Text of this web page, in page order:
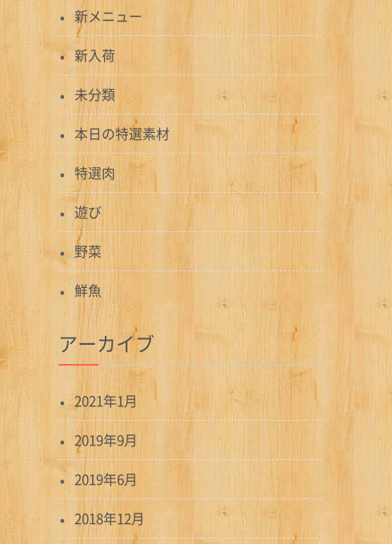
新メニュー
新入荷
未分類
本日の特選素材
特選肉
遊び
野菜
鮮魚
アーカイブ
2021年1月
2019年9月
2019年6月
2018年12月